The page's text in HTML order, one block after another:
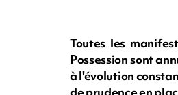
Toutes les
Possession sont
à l'évolution
de prudence en